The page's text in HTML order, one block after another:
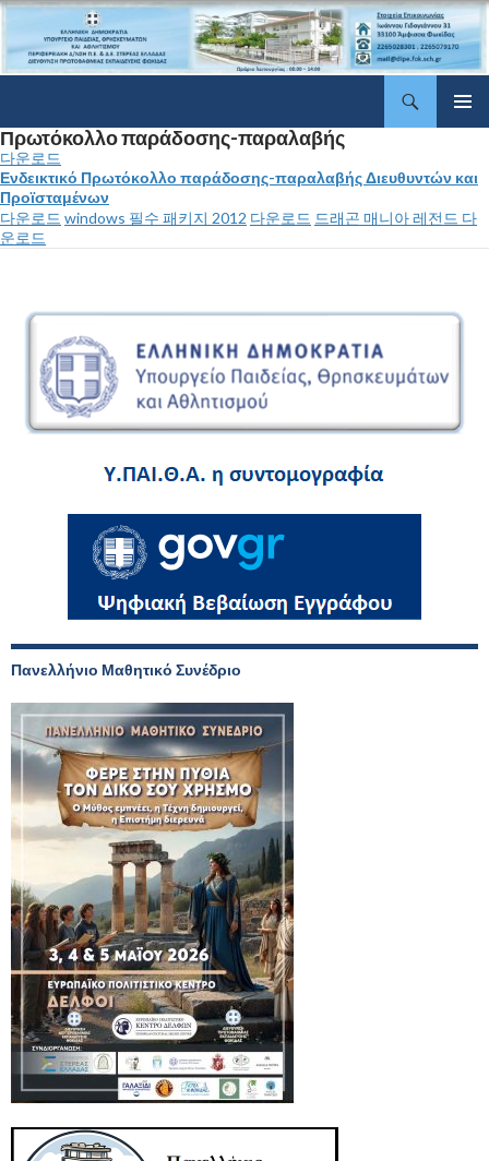
σε
περιεχόμενο
Πρωτόκολλο παράδοσης-παραλαβής
다운로드
Ενδεικτικό Πρωτόκολλο παράδοσης-παραλαβής Διευθυντών και
Προϊσταμένων
다운로드 windows 필수 패키지 2012 다운로드 드래곤 매니아 레전드 다
운로드
Πανελλήνιο Μαθητικό Συνέδριο